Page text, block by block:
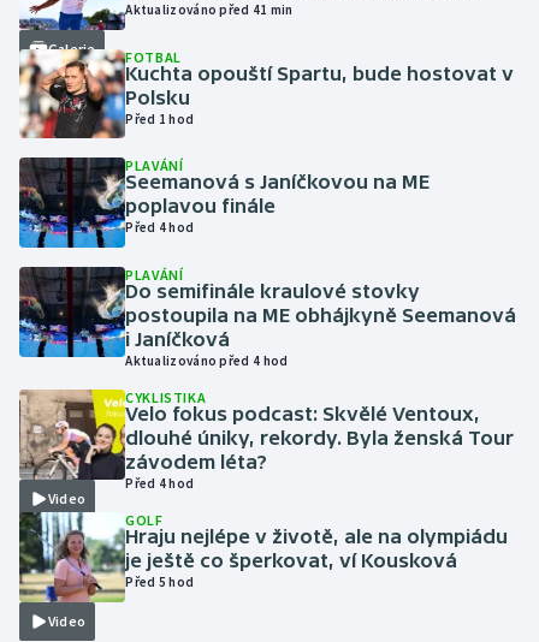
Golf
Gymnastika
Házená
Jezdectví
Krasobruslení
Lyže a snowboard
Moderní pětiboj
Motorsport
Olympijské hry
Galerie
Aktualizováno před 41 min
FOTBAL
Kuchta opouští Spartu, bude hostovat v
Polsku
Před 1 hod
PLAVÁNÍ
Seemanová s Janíčkovou na ME
poplavou finále
Před 4 hod
PLAVÁNÍ
Do semifinále kraulové stovky
postoupila na ME obhájkyně Seemanová
i Janíčková
Aktualizováno před 4 hod
Video
CYKLISTIKA
Velo fokus podcast: Skvělé Ventoux,
dlouhé úniky, rekordy. Byla ženská Tour
závodem léta?
Před 4 hod
Video
GOLF
Hraju nejlépe v životě, ale na olympiádu
je ještě co šperkovat, ví Kousková
Před 5 hod